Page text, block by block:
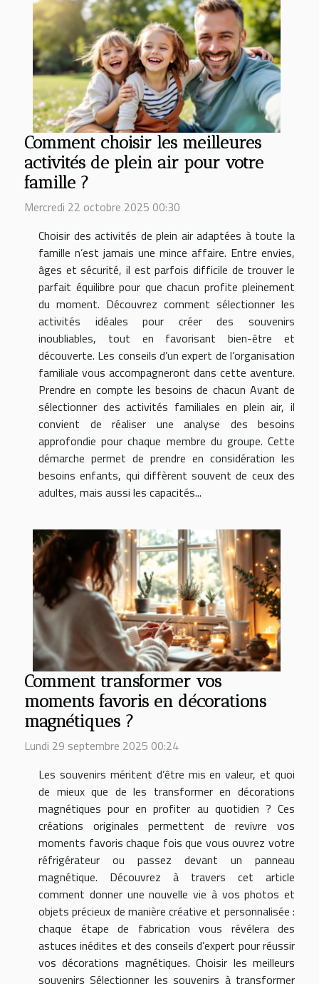
Comment choisir les meilleures
activités de plein air pour votre
famille ?
Mercredi 22 octobre 2025 00:30
Choisir des activités de plein air adaptées à toute la
famille n’est jamais une mince affaire. Entre envies,
âges et sécurité, il est parfois difficile de trouver le
parfait équilibre pour que chacun profite pleinement
du moment. Découvrez comment sélectionner les
activités idéales pour créer des souvenirs
inoubliables, tout en favorisant bien-être et
découverte. Les conseils d’un expert de l’organisation
familiale vous accompagneront dans cette aventure.
Prendre en compte les besoins de chacun Avant de
sélectionner des activités familiales en plein air, il
convient de réaliser une analyse des besoins
approfondie pour chaque membre du groupe. Cette
démarche permet de prendre en considération les
besoins enfants, qui diffèrent souvent de ceux des
adultes, mais aussi les capacités...
Comment transformer vos
moments favoris en décorations
magnétiques ?
Lundi 29 septembre 2025 00:24
Les souvenirs méritent d’être mis en valeur, et quoi
de mieux que de les transformer en décorations
magnétiques pour en profiter au quotidien ? Ces
créations originales permettent de revivre vos
moments favoris chaque fois que vous ouvrez votre
réfrigérateur ou passez devant un panneau
magnétique. Découvrez à travers cet article
comment donner une nouvelle vie à vos photos et
objets précieux de manière créative et personnalisée :
chaque étape de fabrication vous révélera des
astuces inédites et des conseils d’expert pour réussir
vos décorations magnétiques. Choisir les meilleurs
souvenirs Sélectionner les souvenirs à transformer